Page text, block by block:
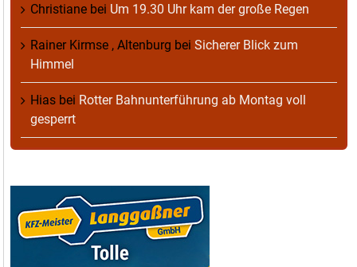
Christiane bei Um 19.30 Uhr kam der große Regen
Rainer Kirmse , Altenburg bei Sicherer Blick zum
Himmel
Hias bei Rotter Bahnunterführung ab Montag voll
gesperrt